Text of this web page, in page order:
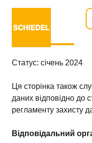
Політика
Статус: січень 2024
Ця сторінка також
даних відповідно до
регламенту захисту
Відповідальний